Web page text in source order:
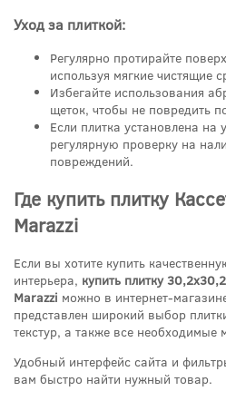
Уход за плиткой:
Регулярно протирайте
используя мягкие чистящие
Избегайте использования
щеток, чтобы не повредить
Если плитка установлена на
регулярную проверку на
повреждений.
Где купить плитку
Marazzi
Если вы хотите купить
интерьера, купить плитку
Marazzi можно в интернет-
представлен широкий выбор
текстур, а также все необходимые
Удобный интерфейс сайта и
вам быстро найти нужный товар.